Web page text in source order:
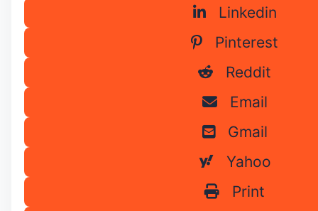
Linkedin
Pinterest
Reddit
Email
Gmail
Yahoo
Print